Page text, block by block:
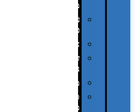
מתכת
עטי
פלסטיק
אוזניות
זכרונות
ניידים
מפצלים
סביבת
מחשב